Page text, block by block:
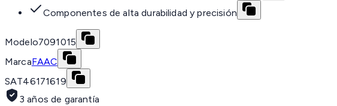
Componentes de alta durabilidad y precisión
Modelo7091015
MarcaFAAC
SAT46171619
3 años de garantía